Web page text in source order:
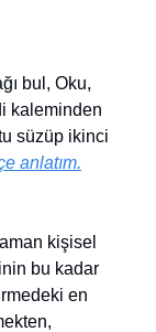
bul, Oku,
kaleminden
süzüp ikinci
anlatım.
kişisel
bu kadar
en